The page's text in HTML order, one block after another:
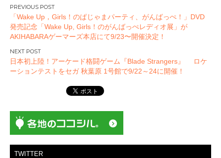
投
稿
ナ
ビ
ゲ
ー
ン
「Wake Up，Girls！のぱじゃまパーティ、がんばっぺ！」DVD
発売記念「Wake Up, Girls！のがんばっぺレディオ展」が
AKIHABARAゲーマーズ本店にて9/23〜開催決定！
日本初上陸！アーケード格闘ゲーム『Blade Strangers』 ロケ
ーションテストをセガ 秋葉原 1号館で9/22～24に開催！
TWITTER